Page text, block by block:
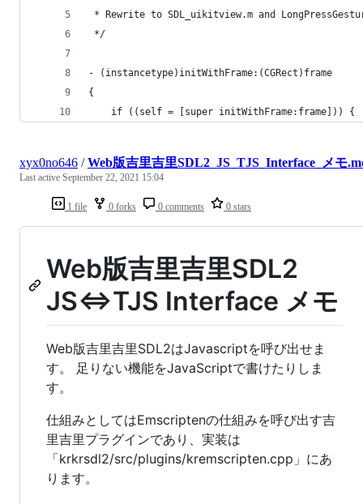
* Rewrite to SDL_uikitview.m and
*/
- (instancetype)initWithFrame:(CGRect)frame
{
    if ((self = [super initWithFrame:frame])) {
1 file 0 forks 0 comments 0 stars
xyx0no646 /Web版吉里吉里SDL2_JS_TJS_Interface_メモ
Last active September 22, 2021 15:04
Web版吉里吉里SDL2
JS⇔TJS Interface メモ
Web版吉里吉里SDL2はJavascriptを呼び出せま
す。 足りない機能をJavaScriptで書けたりしま
す。
仕組みとしてはEmscriptenの仕組みを呼び出す吉
里吉里プラグインであり、実装は
「krkrsdl2/src/plugins/kremscripten.cpp」にあ
ります。